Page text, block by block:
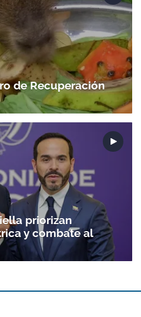
de Recuperación
priorizan
y combate al